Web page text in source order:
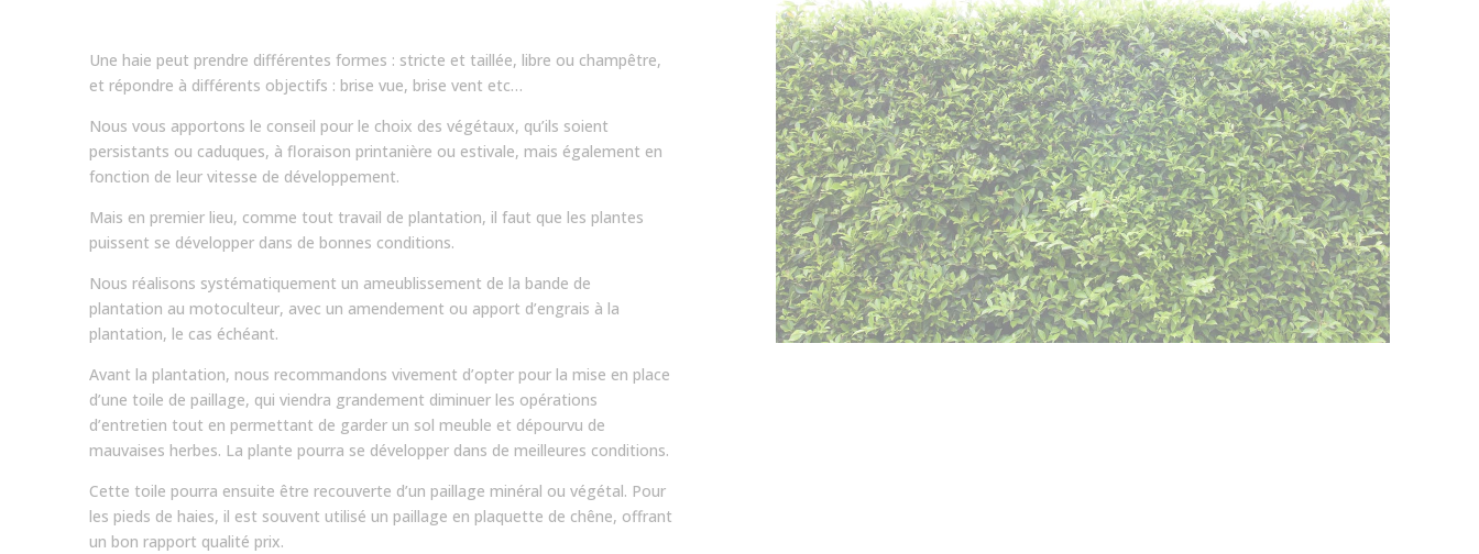
Une haie peut prendre différentes formes : stricte et taillée, libre ou champêtre,
et répondre à différents objectifs : brise vue, brise vent etc…
Nous vous apportons le conseil pour le choix des végétaux, qu’ils soient
persistants ou caduques, à floraison printanière ou estivale, mais également en
fonction de leur vitesse de développement.
Mais en premier lieu, comme tout travail de plantation, il faut que les plantes
puissent se développer dans de bonnes conditions.
Nous réalisons systématiquement un ameublissement de la bande de
plantation au motoculteur, avec un amendement ou apport d’engrais à la
plantation, le cas échéant.
Avant la plantation, nous recommandons vivement d’opter pour la mise en place
d’une toile de paillage, qui viendra grandement diminuer les opérations
d’entretien tout en permettant de garder un sol meuble et dépourvu de
mauvaises herbes. La plante pourra se développer dans de meilleures conditions.
Cette toile pourra ensuite être recouverte d’un paillage minéral ou végétal. Pour
les pieds de haies, il est souvent utilisé un paillage en plaquette de chêne, offrant
un bon rapport qualité prix.